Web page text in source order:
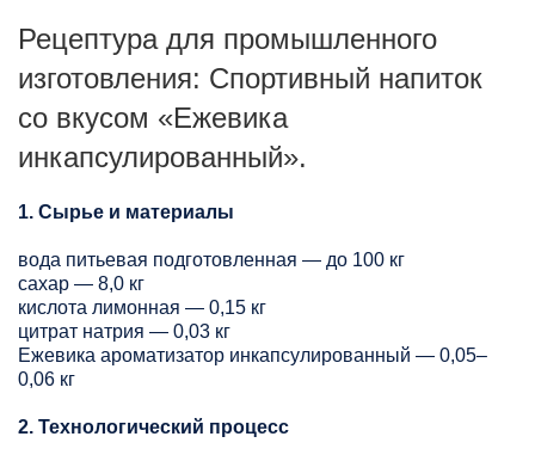
Рецептура для промышленного
изготовления: Спортивный напиток
со вкусом «Ежевика
инкапсулированный».
1. Сырье и материалы
вода питьевая подготовленная — до 100 кг
сахар — 8,0 кг
кислота лимонная — 0,15 кг
цитрат натрия — 0,03 кг
Ежевика ароматизатор инкапсулированный — 0,05–
0,06 кг
2. Технологический процесс